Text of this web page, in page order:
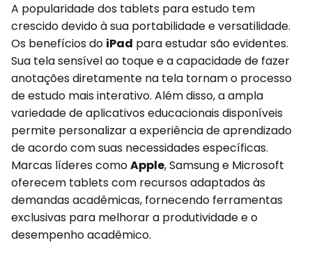
A popularidade dos tablets para estudo tem
crescido devido à sua portabilidade e versatilidade.
Os benefícios do iPad para estudar são evidentes.
Sua tela sensível ao toque e a capacidade de fazer
anotações diretamente na tela tornam o processo
de estudo mais interativo. Além disso, a ampla
variedade de aplicativos educacionais disponíveis
permite personalizar a experiência de aprendizado
de acordo com suas necessidades específicas.
Marcas líderes comoApple, Samsung e Microsoft
oferecem tablets com recursos adaptados às
demandas acadêmicas, fornecendo ferramentas
exclusivas para melhorar a produtividade e o
desempenho acadêmico.